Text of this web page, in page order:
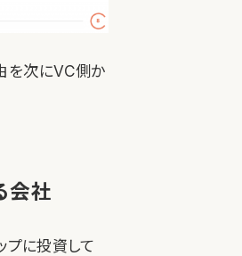
を次にVC側か
会社
プに投資して